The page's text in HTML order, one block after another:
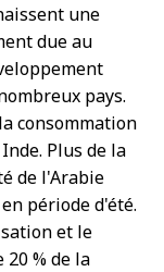
une
due au
pays.
consommation
Plus de la
de l'Arabie
période d'été.
et le
% de la